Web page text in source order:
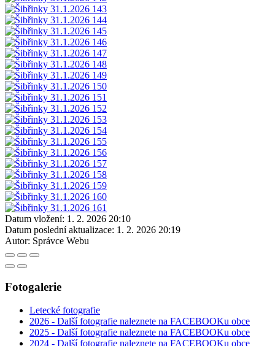
Datum vložení: 1. 2. 2026 20:10
Datum poslední aktualizace: 1. 2. 2026 20:19
Autor: Správce Webu
Fotogalerie
Letecké fotografie
2026 - Další fotografie naleznete na FACEBOOKu obce
2025 - Další fotografie naleznete na FACEBOOKu obce
2024 - Další fotografie naleznete na FACEBOOKu obce